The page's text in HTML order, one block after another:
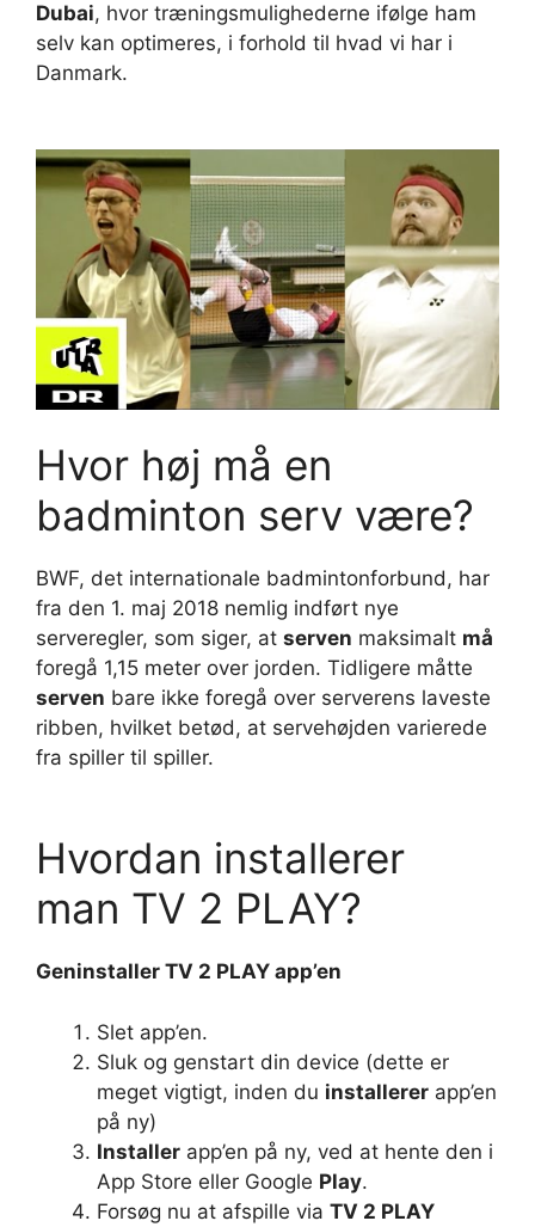
Dubai, hvor træningsmulighederne ifølge ham
selv kan optimeres, i forhold til hvad vi har i
Danmark.
Hvor høj må en
badminton serv være?
BWF, det internationale badmintonforbund, har
fra den 1. maj 2018 nemlig indført nye
serveregler, som siger, at serven maksimalt må
foregå 1,15 meter over jorden. Tidligere måtte
serven bare ikke foregå over serverens laveste
ribben, hvilket betød, at servehøjden varierede
fra spiller til spiller.
Hvordan installerer
man TV 2 PLAY?
Geninstaller TV 2 PLAY app’en
Slet app’en.
Sluk og genstart din device (dette er
meget vigtigt, inden du installerer app’en
på ny)
Installer app’en på ny, ved at hente den i
App Store eller Google Play.
Forsøg nu at afspille via TV 2 PLAY